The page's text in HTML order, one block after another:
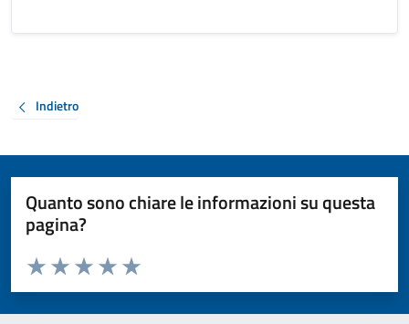
Indietro
Quanto sono chiare le informazioni su questa
pagina?
Valuta da 1 a 5 stelle la pagina
Valuta 5 stelle su 5
Valuta 4 stelle su 5
Valuta 3 stelle su 5
Valuta 2 stelle su 5
Valuta 1 stelle su 5